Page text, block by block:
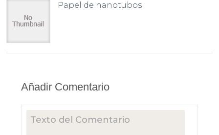
Papel de nanotubos
Añadir Comentario